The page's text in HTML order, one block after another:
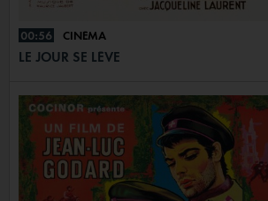
00:56 CINÉMA
LE JOUR SE LÈVE